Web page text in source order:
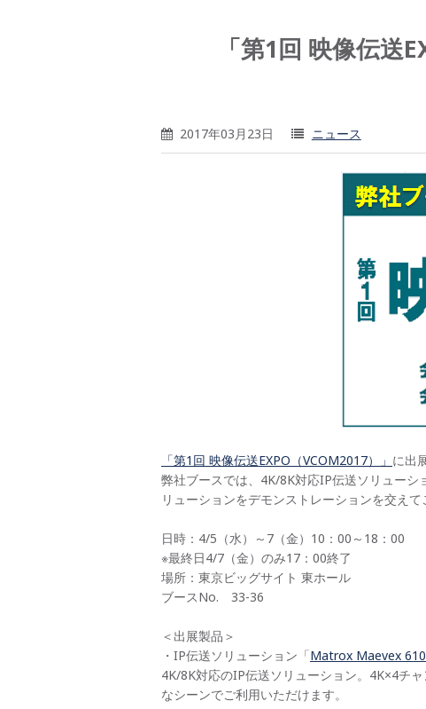
「第1回 映像伝送
2017年03月23日 ニュース
「第1回 映像伝送EXPO（VCOM2017）」 に出
弊社ブースでは、4K/8K対応IP伝送ソリュー
リューションをデモンストレーションを交えて
日時：4/5（水）～7（金）10：00～18：00
※最終日4/7（金）のみ17：00終了
場所：東京ビッグサイト 東ホール
ブースNo. 33-36
＜出展製品＞
・IP伝送ソリューション「Matrox Maevex
4K/8K対応のIP伝送ソリューション。4K×4チ
なシーンでご利用いただけます。